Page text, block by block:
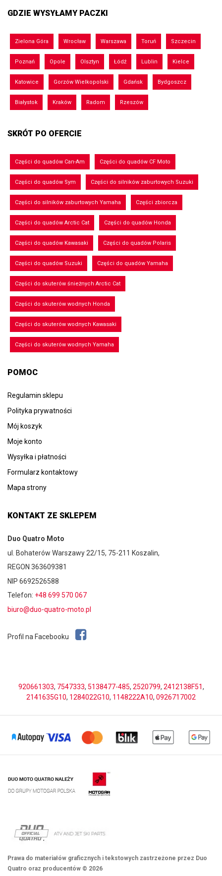
GDZIE WYSYŁAMY PACZKI
Zielona Góra Wrocław Warszawa Toruń Szczecin
Poznań Opole Olsztyn Łódź Lublin Kielce
Katowice Gorzów Wielkopolski Gdańsk Bydgoszcz
Białystok Kraków Radom Rzeszów
SKRÓT PO OFERCIE
Części do quadów Can-Am Części do quadów CF Moto
Części do quadów Sym Części do silników zaburtowych Suzuki
Części do silników zaburtowych Yamaha Części zbiorcza
Części do quadów Arctic Cat Części do quadów Honda
Części do quadów Kawasaki Części do quadów Polaris
Części do quadów Suzuki Części do quadów Yamaha
Części do skuterów śnieżnych Arctic Cat
Części do skuterów wodnych Honda
Części do skuterów wodnych Kawasaki
Części do skuterów wodnych Yamaha
POMOC
Regulamin sklepu
Polityka prywatności
Mój koszyk
Moje konto
Wysyłka i płatności
Formularz kontaktowy
Mapa strony
KONTAKT ZE SKLEPEM
Duo Quatro Moto
ul. Bohaterów Warszawy 22/15, 75-211 Koszalin,
REGON 363609381
NIP 6692526588
Telefon: +48 699 570 067
biuro@duo-quatro-moto.pl
Profil na Facebooku
920661303, 7547333, 5138477-485, 2520799, 2412138F51,
2141635G10, 1284022G10, 1148222A10, 0926717002
Prawa do materiałów graficznych i tekstowych zastrzeżone przez Duo
Quatro oraz producentów © 2026